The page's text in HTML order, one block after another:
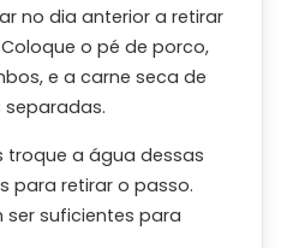
no dia anterior a retirar
o pé de porco,
e a carne seca de
troque a água dessas
para retirar o passo.
ser suficientes para